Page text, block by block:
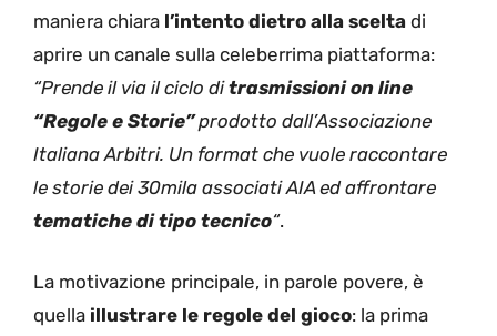
maniera chiara l’intento dietro alla scelta di
aprire un canale sulla celeberrima piattaforma:
“Prende il via il ciclo ditrasmissioni on line
“Regole e Storie”prodotto dall’Associazione
Italiana Arbitri. Un format che vuole raccontare
le storie dei 30mila associati AIA ed affrontare
tematiche di tipo tecnico“.
La motivazione principale, in parole povere, è
quella illustrare le regole del gioco: la prima